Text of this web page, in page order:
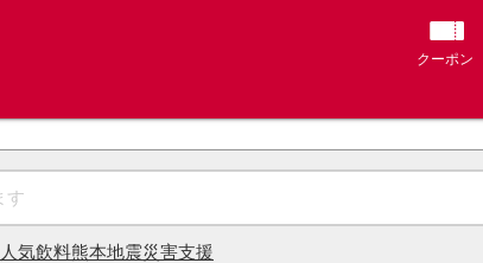
クーポン
人気飲料熊本地震災害支援